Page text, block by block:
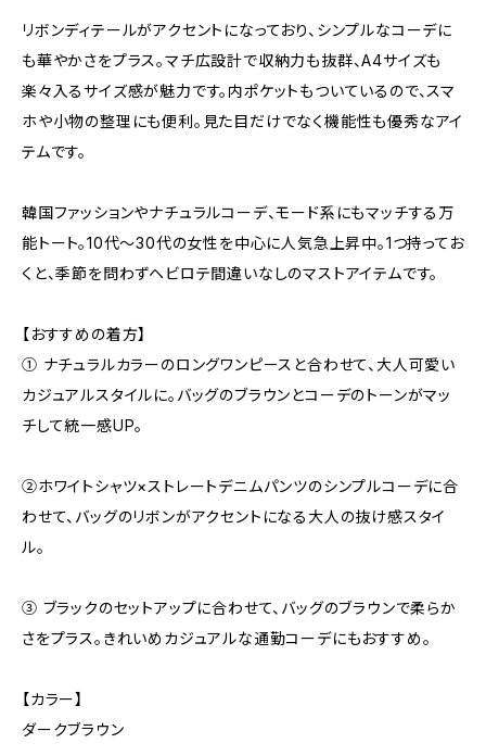
リボンディテールがアクセントになっており、シンプルなコーデに
も華やかさをプラス。マチ広設計で収納力も抜群、A4サイズも
楽々入るサイズ感が魅力です。内ポケットもついているので、スマ
ホや小物の整理にも便利。見た目だけでなく機能性も優秀なアイ
テムです。
韓国ファッションやナチュラルコーデ、モード系にもマッチする万
能トート。10代〜30代の女性を中心に人気急上昇中。1つ持ってお
くと、季節を問わずヘビロテ間違いなしのマストアイテムです。
【おすすめの着方】
① ナチュラルカラーのロングワンピースと合わせて、大人可愛い
カジュアルスタイルに。バッグのブラウンとコーデのトーンがマッ
チして統一感UP。
②ホワイトシャツ×ストレートデニムパンツのシンプルコーデに合
わせて、バッグのリボンがアクセントになる大人の抜け感スタイ
ル。
③ ブラックのセットアップに合わせて、バッグのブラウンで柔らか
さをプラス。きれいめカジュアルな通勤コーデにもおすすめ。
【カラー】
ダークブラウン